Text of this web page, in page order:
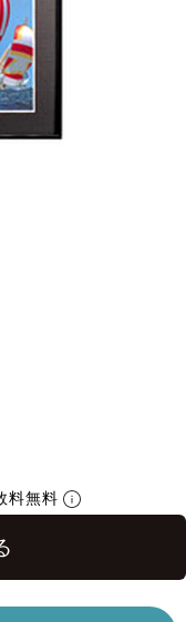
料無料